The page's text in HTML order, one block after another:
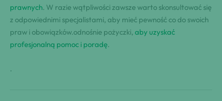
prawnych. W razie wątpliwości zawsze warto skonsultować się
z odpowiednimi specjalistami, aby mieć pewność co do swoich
praw i obowiązków.odnośnie pożyczki, aby uzyskać
profesjonalną pomoc i poradę.
.